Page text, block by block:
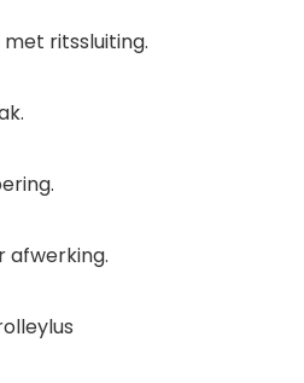
met ritssluiting.
afwerking.